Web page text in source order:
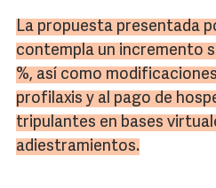
La propuesta presentada
contempla un incremento
%, así como
profilaxis y al pago de
tripulantes en bases
adiestramientos.